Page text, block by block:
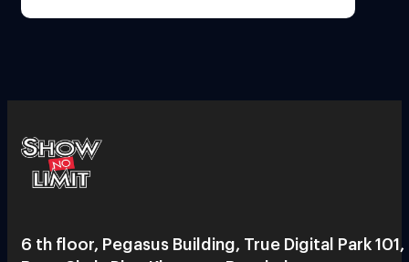
6 th floor, Pegasus Building, True Digital Park 101,